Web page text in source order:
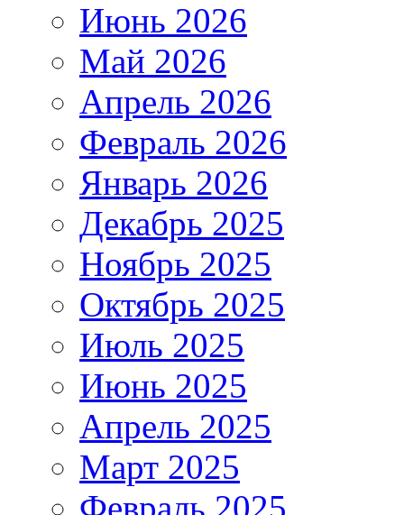
Июнь 2026
Май 2026
Апрель 2026
Февраль 2026
Январь 2026
Декабрь 2025
Ноябрь 2025
Октябрь 2025
Июль 2025
Июнь 2025
Апрель 2025
Март 2025